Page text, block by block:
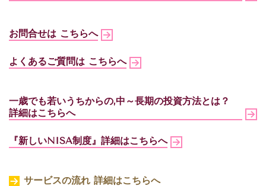
お問合せは こちらへ
よくあるご質問は こちらへ
一歳でも若いうちからの,中～長期の投資方法とは？
詳細はこちらへ
『新しいNISA制度』 詳細はこちらへ
サービスの流れ 詳細はこちらへ